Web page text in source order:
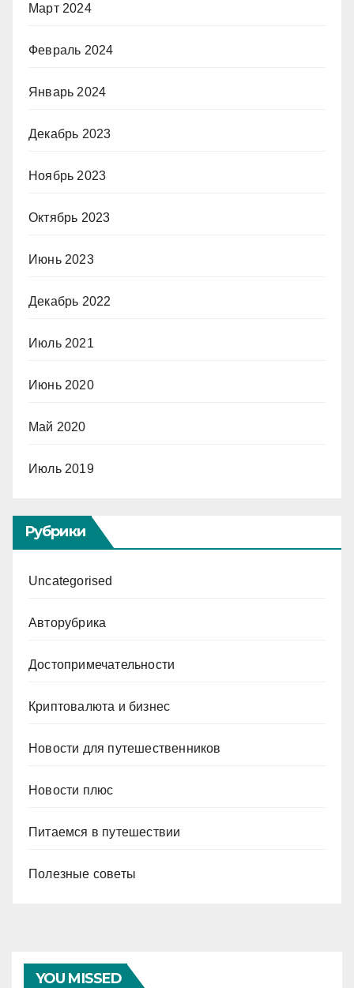
Март 2024
Февраль 2024
Январь 2024
Декабрь 2023
Ноябрь 2023
Октябрь 2023
Июнь 2023
Декабрь 2022
Июль 2021
Июнь 2020
Май 2020
Июль 2019
Рубрики
Uncategorised
Авторубрика
Достопримечательности
Криптовалюта и бизнес
Новости для путешественников
Новости плюс
Питаемся в путешествии
Полезные советы
YOU MISSED